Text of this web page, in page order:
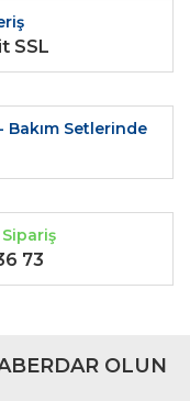
SSL
Bakım Setlerinde
73
OLUN